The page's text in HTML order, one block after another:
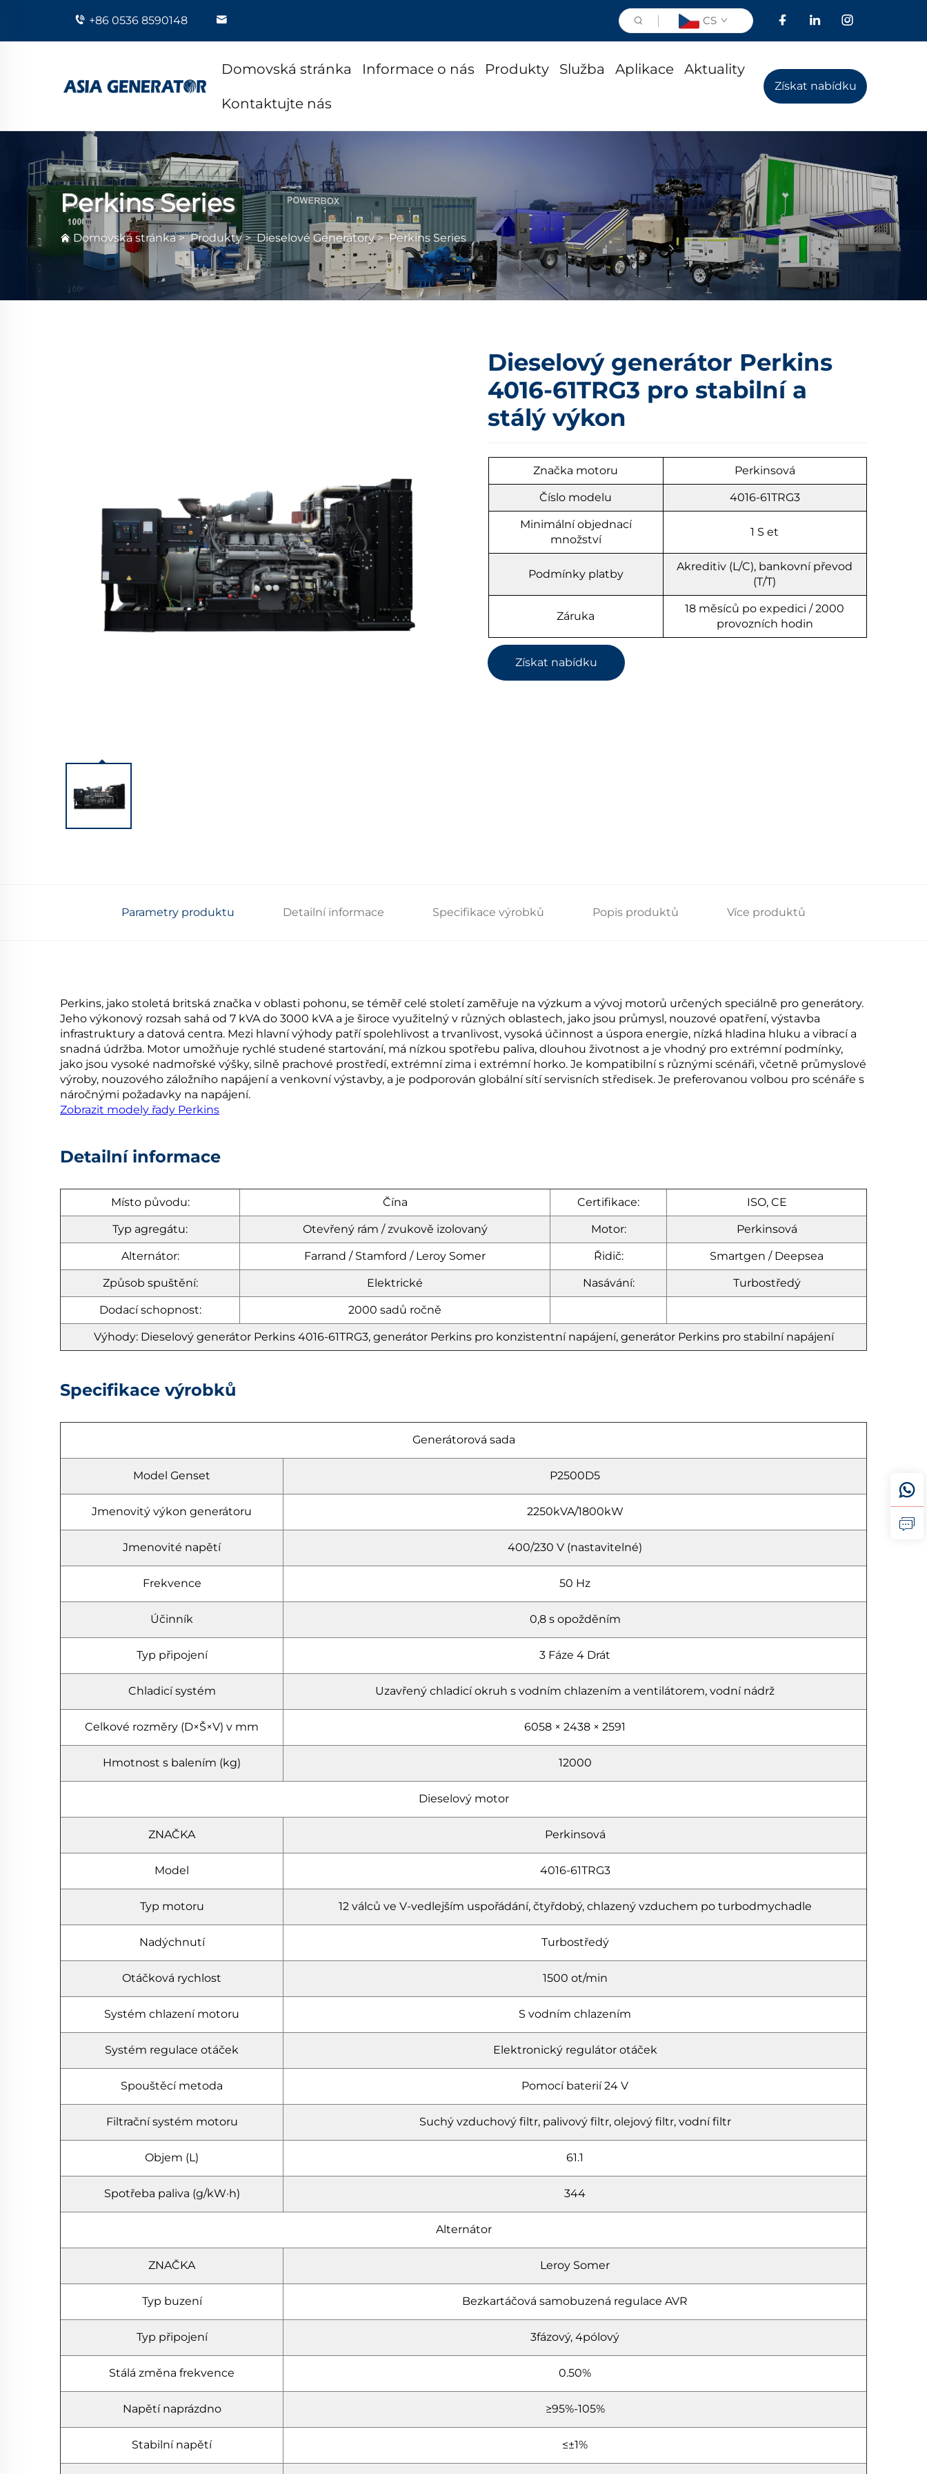
+86 0536 8590148 CS
Domovská stránka Informace o nás Produkty Služba Aplikace Aktuality
Kontaktujte nás
Získat nabídku
Perkins Series
Domovská stránka>Produkty>Dieselové Generátory>Perkins Series
Dieselový generátor Perkins
4016-61TRG3 pro stabilní a
stálý výkon
Značka motoru Perkinsová
Číslo modelu 4016-61TRG3
Minimální objednací
množství
1 Set
Podmínky platby
Akreditiv (L/C), bankovní převod
(T/T)
Záruka
18 měsíců po expedici / 2000
provozních hodin
Získat nabídku
Parametry produktu Detailní informace Specifikace výrobků Popis produktů Více produktů
Perkins, jako stoletá britská značka v oblasti pohonu, se téměř celé století zaměřuje na výzkum a vývoj motorů určených speciálně pro generátory.
Jeho výkonový rozsah sahá od 7 kVA do 3000 kVA a je široce využitelný v různých oblastech, jako jsou průmysl, nouzové opatření, výstavba
infrastruktury a datová centra. Mezi hlavní výhody patří spolehlivost a trvanlivost, vysoká účinnost a úspora energie, nízká hladina hluku a vibrací a
snadná údržba. Motor umožňuje rychlé studené startování, má nízkou spotřebu paliva, dlouhou životnost a je vhodný pro extrémní podmínky,
jako jsou vysoké nadmořské výšky, silně prachové prostředí, extrémní zima i extrémní horko. Je kompatibilní s různými scénáři, včetně průmyslové
výroby, nouzového záložního napájení a venkovní výstavby, a je podporován globální sítí servisních středisek. Je preferovanou volbou pro scénáře s
náročnými požadavky na napájení.
Zobrazit modely řady Perkins
Detailní informace
Místo původu: Čína Certifikace: ISO, CE
Typ agregátu: Otevřený rám / zvukově izolovaný Motor: Perkinsová
Alternátor: Farrand / Stamford / Leroy Somer Řidič: Smartgen / Deepsea
Způsob spuštění: Elektrické Nasávání: Turbostředý
Dodací schopnost: 2000 sadů ročně
Výhody: Dieselový generátor Perkins 4016-61TRG3, generátor Perkins pro konzistentní napájení, generátor Perkins pro stabilní napájení
Specifikace výrobků
Generátorová sada
Model Genset P2500D5
Jmenovitý výkon generátoru 2250kVA/1800kW
Jmenovité napětí 400/230 V (nastavitelné)
Frekvence 50 Hz
Účinník 0,8 s opožděním
Typ připojení 3 Fáze 4 Drát
Chladicí systém Uzavřený chladicí okruh s vodním chlazením a ventilátorem, vodní nádrž
Celkové rozměry (D×Š×V) v mm 6058 × 2438 × 2591
Hmotnost s balením (kg) 12000
Dieselový motor
ZNAČKA Perkinsová
Model 4016-61TRG3
Typ motoru 12 válců ve V-vedlejším uspořádání, čtyřdobý, chlazený vzduchem po turbodmychadle
Nadýchnutí Turbostředý
Otáčková rychlost 1500 ot/min
Systém chlazení motoru S vodním chlazením
Systém regulace otáček Elektronický regulátor otáček
Spouštěcí metoda Pomocí baterií 24 V
Filtrační systém motoru Suchý vzduchový filtr, palivový filtr, olejový filtr, vodní filtr
Objem (L) 61.1
Spotřeba paliva (g/kW·h) 344
Alternátor
ZNAČKA Leroy Somer
Typ buzení Bezkartáčová samobuzená regulace AVR
Typ připojení 3fázový, 4pólový
Stálá změna frekvence 0.50%
Napětí naprázdno ≥95%-105%
Stabilní napětí ≤±1%